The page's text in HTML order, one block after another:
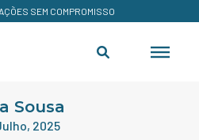
SEM COMPROMISSO
Sousa
2025